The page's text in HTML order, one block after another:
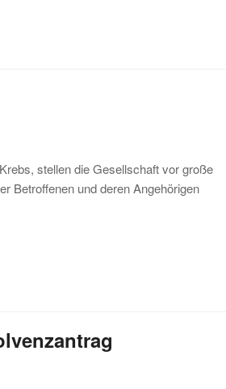
stellen die Gesellschaft vor große
Betroffenen und deren Angehörigen